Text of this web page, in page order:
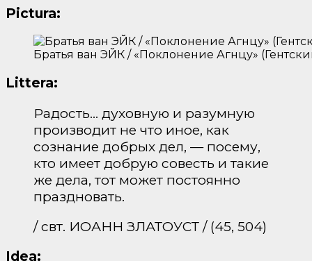
Pictura:
Братья ван ЭЙК / «Поклонение Агнцу»
Littera:
Радость… духовную и разумную
производит не что иное, как
сознание добрых дел, — посему,
кто имеет добрую совесть и такие
же дела, тот может постоянно
праздновать.
/ свт. ИОАНН ЗЛАТОУСТ / (45, 504)
Idea: